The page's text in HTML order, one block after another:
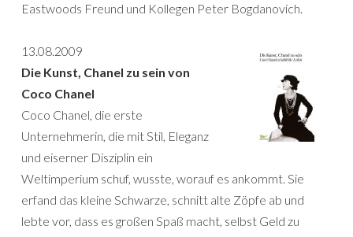
Eastwoods Freund und Kollegen Peter Bogdanovich.
13.08.2009
Die Kunst, Chanel zu sein von
Coco Chanel
Coco Chanel, die erste
Unternehmerin, die mit Stil, Eleganz
und eiserner Disziplin ein
Weltimperium schuf, wusste, worauf es ankommt. Sie
erfand das kleine Schwarze, schnitt alte Zöpfe ab und
lebte vor, dass es großen Spaß macht, selbst Geld zu